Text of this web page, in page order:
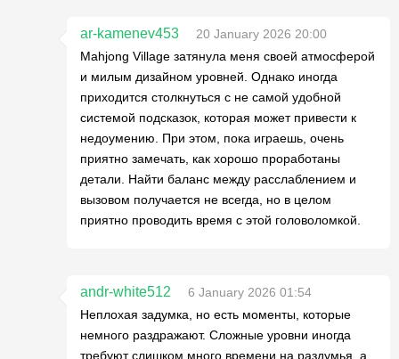
ar-kamenev453
20 January 2026 20:00
Mahjong Village затянула меня своей атмосферой
и милым дизайном уровней. Однако иногда
приходится столкнуться с не самой удобной
системой подсказок, которая может привести к
недоумению. При этом, пока играешь, очень
приятно замечать, как хорошо проработаны
детали. Найти баланс между расслаблением и
вызовом получается не всегда, но в целом
приятно проводить время с этой головоломкой.
andr-white512
6 January 2026 01:54
Неплохая задумка, но есть моменты, которые
немного раздражают. Сложные уровни иногда
требуют слишком много времени на раздумья, а